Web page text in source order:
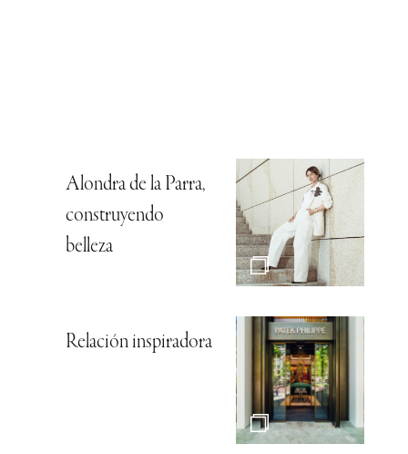
Alondra de la Parra,
construyendo
belleza
Relación inspiradora